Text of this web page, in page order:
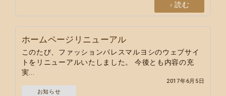
» 読む
ホームページリニューアル
このたび、ファッションパレスマルヨシのウェブサイ
トをリニューアルいたしました。 今後とも内容の充
実...
2017年6月5日
お知らせ